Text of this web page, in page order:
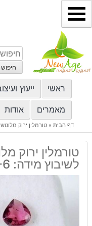
דילוג
לתוכן
חיפוש
עבור:
חיפוש
ראשי ייעוץ
מאמרים אודות
דף הבית» טורמלין ירוק מלוטש
טורמלין ירוק
לשיבוץ מידה: 4-6 מ"מ